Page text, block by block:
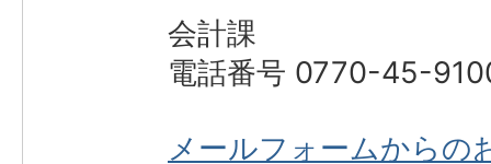
会計課
電話番号 0770-45-
メールフォームからの